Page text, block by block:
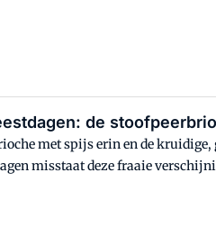
de
met spijs erin en de
misstaat deze fraaie